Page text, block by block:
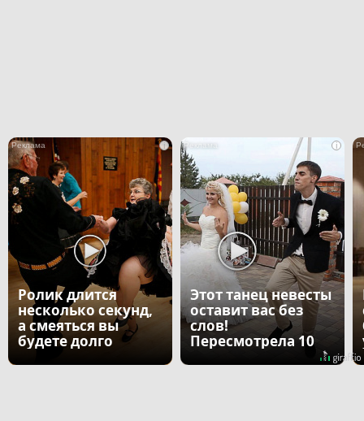
i
Ролик длится
несколько секунд,
а смеяться вы
будете долго
i
Этот танец невесты
оставит вас без
слов!
Пересмотрела 10